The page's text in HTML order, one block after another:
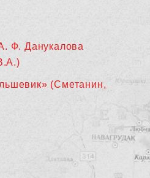
Ф. Данукалова
(Сметанин,